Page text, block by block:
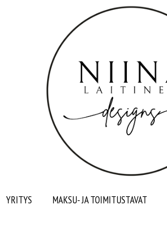
YRITYS MAKSU- JA TOIMITUSTAVAT